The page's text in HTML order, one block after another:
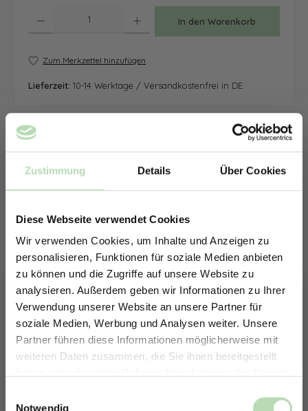
Zustimmung Details Über Cookies
Diese Webseite verwendet Cookies
Wir verwenden Cookies, um Inhalte und Anzeigen zu
personalisieren, Funktionen für soziale Medien anbieten
zu können und die Zugriffe auf unsere Website zu
analysieren. Außerdem geben wir Informationen zu Ihrer
Verwendung unserer Website an unsere Partner für
soziale Medien, Werbung und Analysen weiter. Unsere
Partner führen diese Informationen möglicherweise mit
weiteren Daten zusammen, die Sie ihnen bereitgestellt
Notwendig
In den Warenkorb
Zum Merkzettel hinzufügen
Lieferzeit: 10-14 Werktage / Versandkostenfrei in DE
Erstelle in nur 4 Schritten deine
ERHALTE 5% RABATT AUF
DEINE RÜCKWÄNDE